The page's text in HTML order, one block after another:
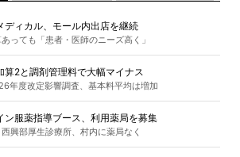
ディカル、モール内出店を継続
っても「患者・医師のニーズ高く」
算2と調剤管理料で大幅マイナス
年度改定影響調査、基本料平均は増加
ン服薬指導ブース、利用薬局を募集
興部厚生診療所、村内に薬局なく